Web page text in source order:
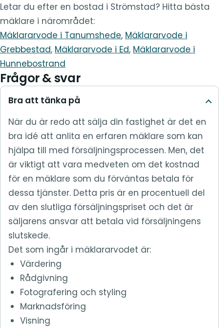
Letar du efter en bostad i Strömstad? Hitta bästa
mäklare i närområdet:
Mäklararvode i Tanumshede, Mäklararvode i
Grebbestad, Mäklararvode i Ed, Mäklararvode i
Hunnebostrand
Frågor & svar
Bra att tänka på
När du är redo att sälja din fastighet är det en
bra idé att anlita en erfaren mäklare som kan
hjälpa till med försäljningsprocessen. Men, det
är viktigt att vara medveten om det kostnad
för en mäklare som du förväntas betala för
dessa tjänster. Detta pris är en procentuell del
av den slutliga försäljningspriset och det är
säljarens ansvar att betala vid försäljningens
slutskede.
Det som ingår i mäklararvodet är:
Värdering
Rådgivning
Fotografering och styling
Marknadsföring
Visning